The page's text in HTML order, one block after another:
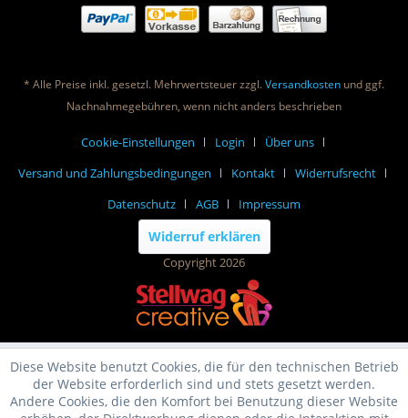
* Alle Preise inkl. gesetzl. Mehrwertsteuer zzgl.Versandkosten und ggf.
Nachnahmegebühren, wenn nicht anders beschrieben
Cookie-Einstellungen Login
Über uns
Versand und Zahlungsbedingungen
Kontakt
Widerrufsrecht
Datenschutz
AGB Impressum
Widerruf erklären
Copyright 2026
Diese Website benutzt Cookies, die für den technischen Betrieb
der Website erforderlich sind und stets gesetzt werden.
Andere Cookies, die den Komfort bei Benutzung dieser Website